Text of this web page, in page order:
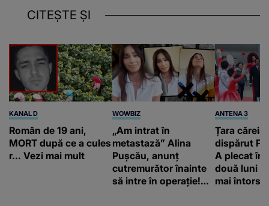
CITEȘTE ȘI
KANAL D
Român de 19 ani,
MORT după ce a cules
r... Vezi mai mult
WOWBIZ
„Am intrat în
metastază” Alina
Pușcău, anunț
cutremurător înainte
să intre în operație!
ANTENA 3
Țara căreia
dispărut
A plecat în
două luni
mai întors